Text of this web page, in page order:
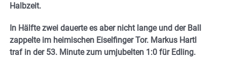
Halbzeit.
In Hälfte zwei dauerte es aber nicht lange und der Ball
zappelte im heimischen Eiselfinger Tor. Markus Hartl
traf in der 53. Minute zum umjubelten 1:0 für Edling.